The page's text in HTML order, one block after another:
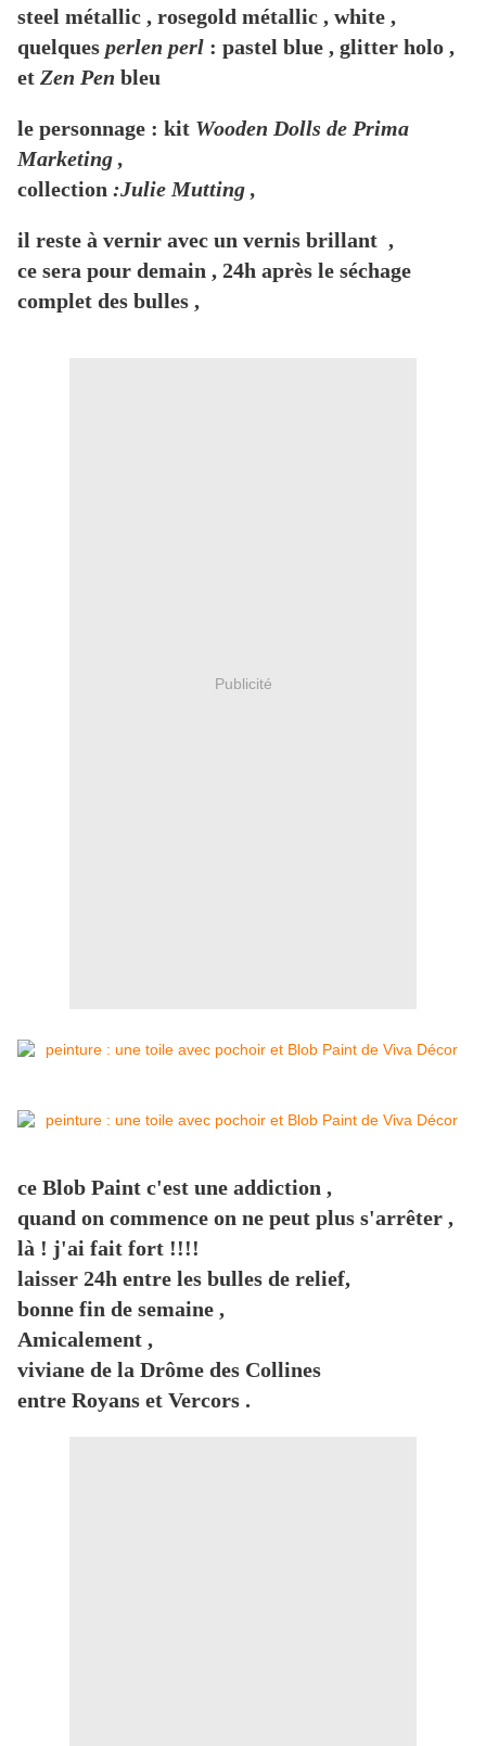
steel métallic , rosegold métallic , white ,
quelques perlen perl : pastel blue , glitter holo ,
et Zen Pen bleu
le personnage : kit Wooden Dolls de Prima
Marketing ,
collection :Julie Mutting ,
il reste à vernir avec un vernis brillant ,
ce sera pour demain , 24h après le séchage
complet des bulles ,
Publicité
ce Blob Paint c'est une addiction ,
quand on commence on ne peut plus s'arrêter ,
là ! j'ai fait fort !!!!
laisser 24h entre les bulles de relief,
bonne fin de semaine ,
Amicalement ,
viviane de la Drôme des Collines
entre Royans et Vercors .